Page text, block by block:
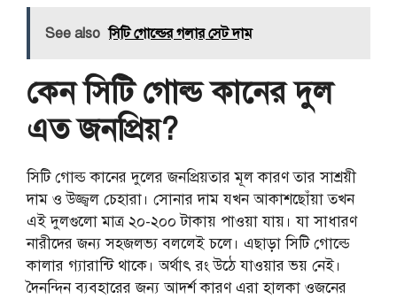
See also সিটি গোল্ডের গলার সেট দাম
কেন সিটি গোল্ড কানের দুল
এত জনপ্রিয়?
সিটি গোল্ড কানের দুলের জনপ্রিয়তার মূল কারণ তার সাশ্রয়ী
দাম ও উজ্জ্বল চেহারা। সোনার দাম যখন আকাশছোঁয়া তখন
এই দুলগুলো মাত্র ২০-২০০ টাকায় পাওয়া যায়। যা সাধারণ
নারীদের জন্য সহজলভ্য বললেই চলে। এছাড়া সিটি গোল্ডে
কালার গ্যারান্টি থাকে। অর্থাৎ রং উঠে যাওয়ার ভয় নেই।
দৈনন্দিন ব্যবহারের জন্য আদর্শ কারণ এরা হালকা ওজনের